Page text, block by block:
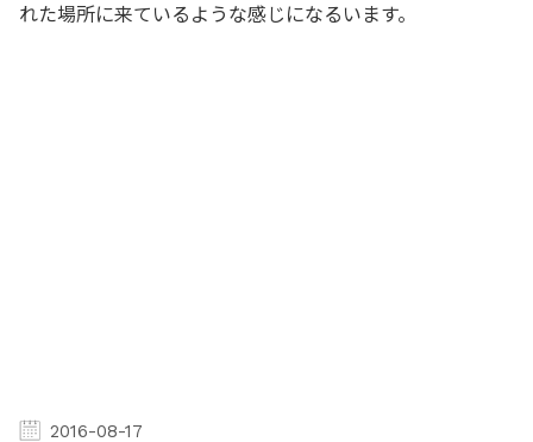
れた場所に来ているような感じになるいます。
2016-08-17